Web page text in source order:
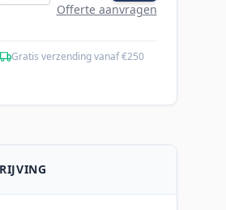
Offerte aanvragen
Gratis verzending vanaf €250